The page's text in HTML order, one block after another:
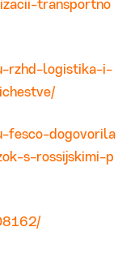
transportno
rzhd-logistika-i-
fesco-dogovorila
s-rossijskimi-p